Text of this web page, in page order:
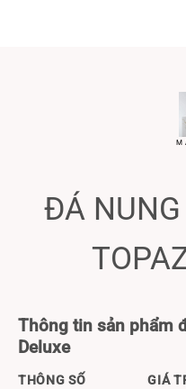
ĐÁ
Thông tin sản phẩm
Deluxe
THÔNG SỐ
GIÁ